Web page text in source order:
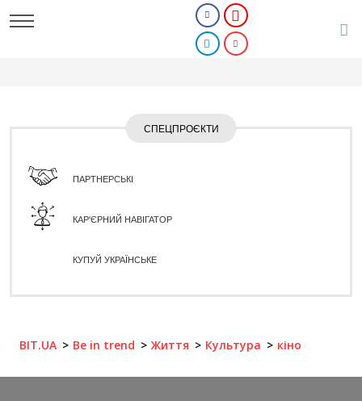
СПЕЦПРОЄКТИ
ПАРТНЕРСЬКІ
КАР'ЄРНИЙ НАВІГАТОР
КУПУЙ УКРАЇНСЬКЕ
BIT.UA Be in trend Життя Культура кіно